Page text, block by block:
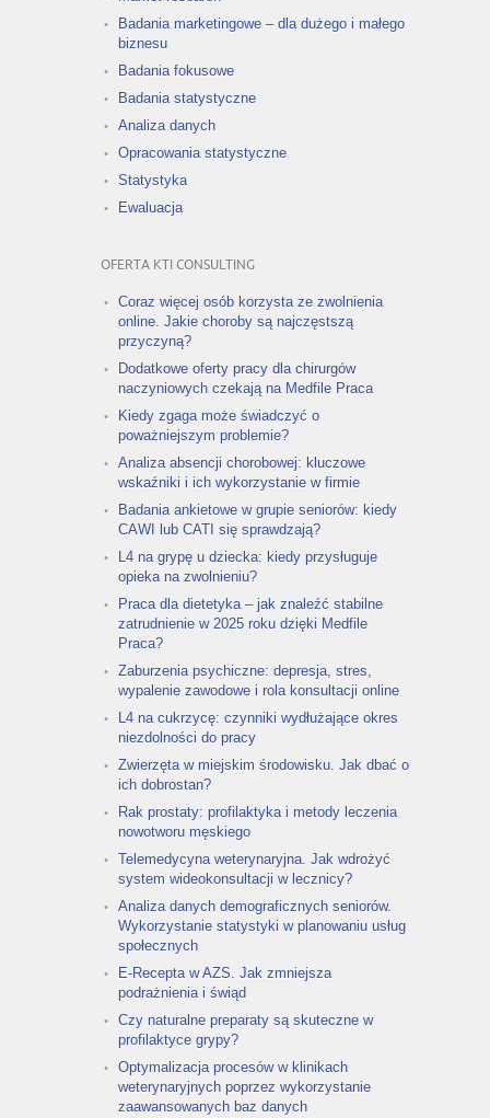
Badania marketingowe – dla dużego i małego
biznesu
Badania fokusowe
Badania statystyczne
Analiza danych
Opracowania statystyczne
Statystyka
Ewaluacja
OFERTA KTI CONSULTING
Coraz więcej osób korzysta ze zwolnienia
online. Jakie choroby są najczęstszą
przyczyną?
Dodatkowe oferty pracy dla chirurgów
naczyniowych czekają na Medfile Praca
Kiedy zgaga może świadczyć o
poważniejszym problemie?
Analiza absencji chorobowej: kluczowe
wskaźniki i ich wykorzystanie w firmie
Badania ankietowe w grupie seniorów: kiedy
CAWI lub CATI się sprawdzają?
L4 na grypę u dziecka: kiedy przysługuje
opieka na zwolnieniu?
Praca dla dietetyka – jak znaleźć stabilne
zatrudnienie w 2025 roku dzięki Medfile
Praca?
Zaburzenia psychiczne: depresja, stres,
wypalenie zawodowe i rola konsultacji online
L4 na cukrzycę: czynniki wydłużające okres
niezdolności do pracy
Zwierzęta w miejskim środowisku. Jak dbać o
ich dobrostan?
Rak prostaty: profilaktyka i metody leczenia
nowotworu męskiego
Telemedycyna weterynaryjna. Jak wdrożyć
system wideokonsultacji w lecznicy?
Analiza danych demograficznych seniorów.
Wykorzystanie statystyki w planowaniu usług
społecznych
E-Recepta w AZS. Jak zmniejsza
podrażnienia i świąd
Czy naturalne preparaty są skuteczne w
profilaktyce grypy?
Optymalizacja procesów w klinikach
weterynaryjnych poprzez wykorzystanie
zaawansowanych baz danych